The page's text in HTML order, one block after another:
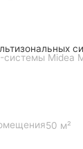
системы Midea
50 м²